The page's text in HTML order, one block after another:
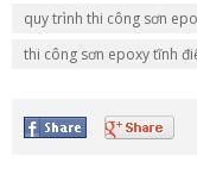
quy trình thi công sơn
thi công sơn epoxy tĩnh